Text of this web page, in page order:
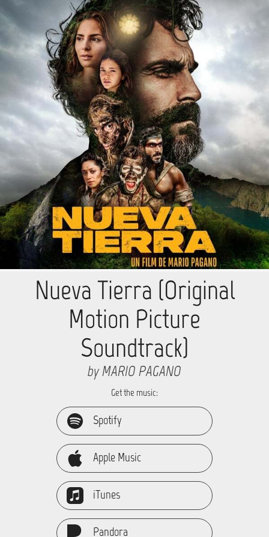
Nueva Tierra (Original
Motion Picture
Soundtrack)
by MARIO PAGANO
Get the music:
Spotify
Apple Music
iTunes
Pandora